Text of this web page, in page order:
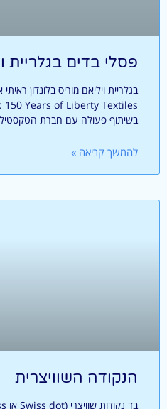
פסלי בדים בגלריית
בשיתוף פעולה עם חברת הטקסטיל
להמשך קריאה »
הנקודה השוויצרית